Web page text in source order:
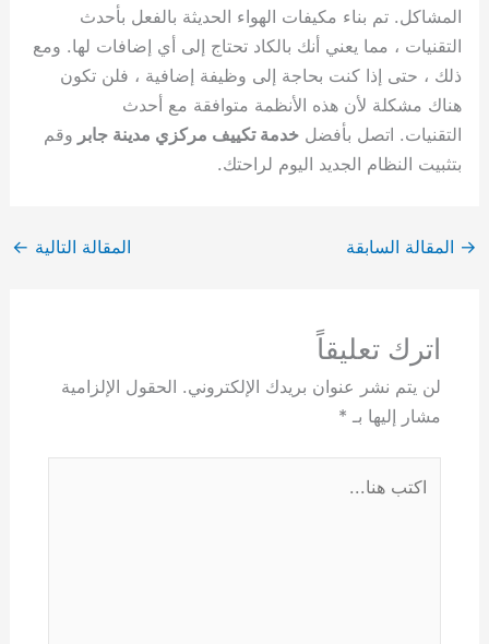
المشاكل. تم بناء مكيفات الهواء الحديثة بالفعل بأحدث
التقنيات ، مما يعني أنك بالكاد تحتاج إلى أي إضافات لها. ومع
ذلك ، حتى إذا كنت بحاجة إلى وظيفة إضافية ، فلن تكون
هناك مشكلة لأن هذه الأنظمة متوافقة مع أحدث
التقنيات. اتصل بأفضلخدمة تكييف مركزي مدينة جابر وقم
بتثبيت النظام الجديد اليوم لراحتك.
→ المقالة السابقة المقالة التالية ←
اترك تعليقاً
لن يتم نشر عنوان بريدك الإلكتروني. الحقول الإلزامية
مشار إليها بـ *
هنا...